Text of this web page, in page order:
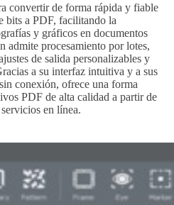
convertir de forma rápida y fiable
bits a PDF, facilitando la
y gráficos en documentos
admite procesamiento por lotes,
de salida personalizables y
a su interfaz intuitiva y a sus
conexión, ofrece una forma
PDF de alta calidad a partir de
en línea.